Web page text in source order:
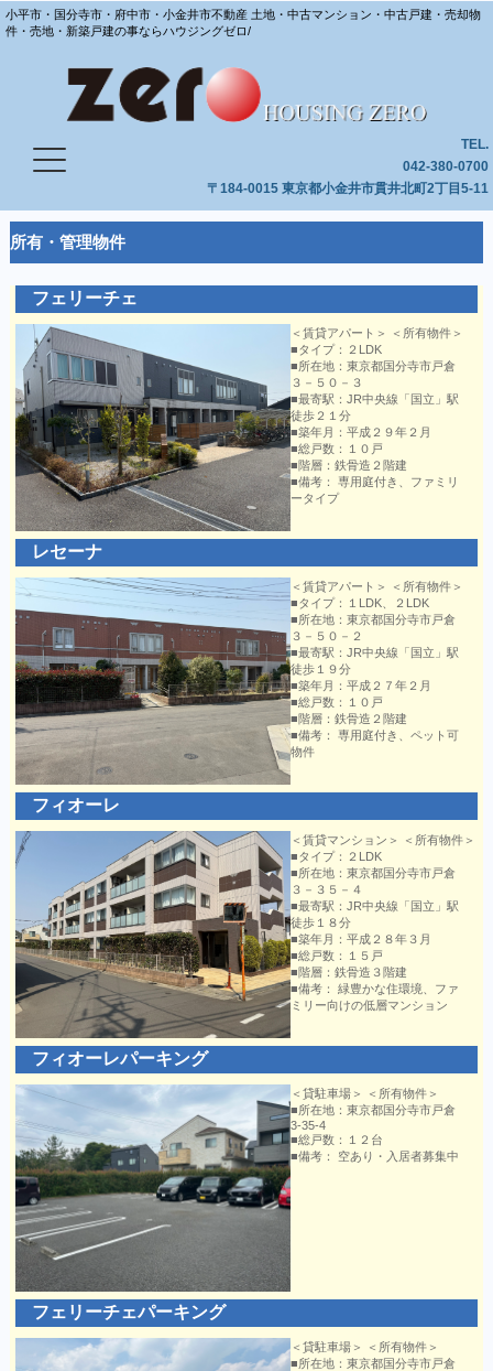
小平市・国分寺市・府中市・小金井市不動産 土地・中古マンション・中古戸建・売却物
件・売地・新築戸建の事ならハウジングゼロ/
TEL.
042-380-0700
〒184-0015 東京都小金井市貫井北町2丁目5-11
所有・管理物件
フェリーチェ
＜賃貸アパート＞ ＜所有物件＞
■タイプ：２LDK
■所在地：東京都国分寺市戸倉
３－５０－３
■最寄駅：JR中央線「国立」駅
徒歩２１分
■築年月：平成２９年２月
■総戸数：１０戸
■階層：鉄骨造２階建
■備考： 専用庭付き、ファミリ
ータイプ
レセーナ
＜賃貸アパート＞ ＜所有物件＞
■タイプ：１LDK、２LDK
■所在地：東京都国分寺市戸倉
３－５０－２
■最寄駅：JR中央線「国立」駅
徒歩１９分
■築年月：平成２７年２月
■総戸数：１０戸
■階層：鉄骨造２階建
■備考： 専用庭付き、ペット可
物件
フィオーレ
＜賃貸マンション＞ ＜所有物件＞
■タイプ：２LDK
■所在地：東京都国分寺市戸倉
３－３５－４
■最寄駅：JR中央線「国立」駅
徒歩１８分
■築年月：平成２８年３月
■総戸数：１５戸
■階層：鉄骨造３階建
■備考： 緑豊かな住環境、ファ
ミリー向けの低層マンション
フィオーレパーキング
＜貸駐車場＞ ＜所有物件＞
■所在地：東京都国分寺市戸倉
3-35-4
■総戸数：１２台
■備考： 空あり・入居者募集中
フェリーチェパーキング
＜貸駐車場＞ ＜所有物件＞
■所在地：東京都国分寺市戸倉